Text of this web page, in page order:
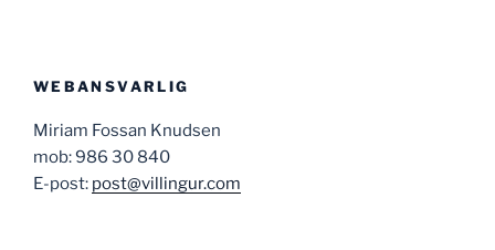
WEBANSVARLIG
Miriam Fossan Knudsen
mob: 986 30 840
E-post: post@villingur.com